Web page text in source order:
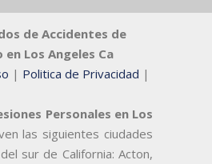
de Accidentes de
Los Angeles Ca
| Politica de Privacidad |
Personales en Los
las siguientes ciudades
sur de California: Acton,